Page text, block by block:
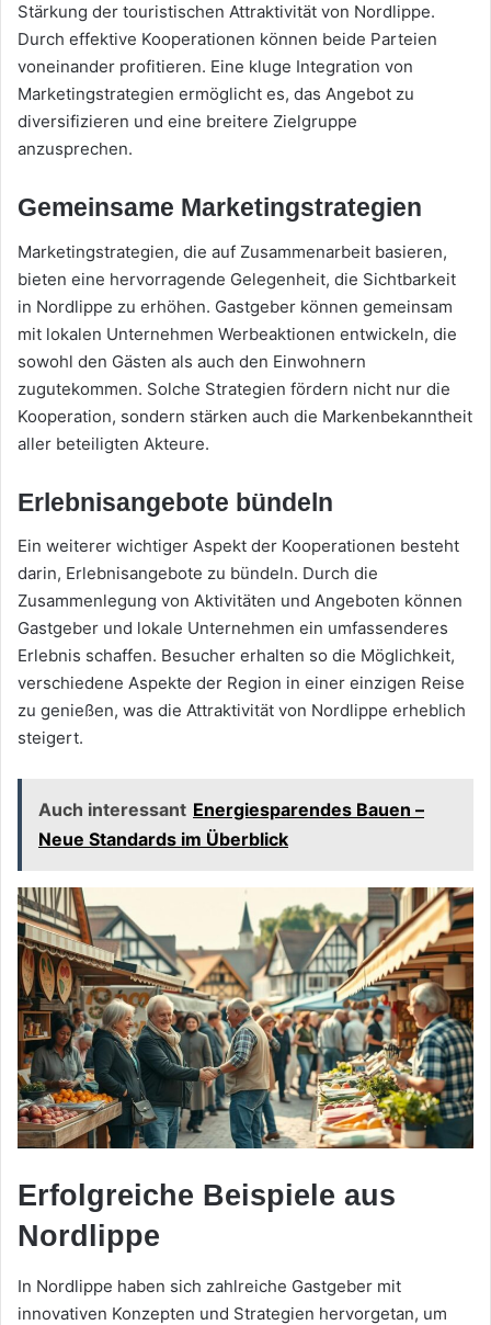
Stärkung der touristischen Attraktivität von Nordlippe.
Durch effektive Kooperationen können beide Parteien
voneinander profitieren. Eine kluge Integration von
Marketingstrategien ermöglicht es, das Angebot zu
diversifizieren und eine breitere Zielgruppe
anzusprechen.
Gemeinsame Marketingstrategien
Marketingstrategien, die auf Zusammenarbeit basieren,
bieten eine hervorragende Gelegenheit, die Sichtbarkeit
in Nordlippe zu erhöhen. Gastgeber können gemeinsam
mit lokalen Unternehmen Werbeaktionen entwickeln, die
sowohl den Gästen als auch den Einwohnern
zugutekommen. Solche Strategien fördern nicht nur die
Kooperation, sondern stärken auch die Markenbekanntheit
aller beteiligten Akteure.
Erlebnisangebote bündeln
Ein weiterer wichtiger Aspekt der Kooperationen besteht
darin, Erlebnisangebote zu bündeln. Durch die
Zusammenlegung von Aktivitäten und Angeboten können
Gastgeber und lokale Unternehmen ein umfassenderes
Erlebnis schaffen. Besucher erhalten so die Möglichkeit,
verschiedene Aspekte der Region in einer einzigen Reise
zu genießen, was die Attraktivität von Nordlippe erheblich
steigert.
Auch interessant Energiesparendes Bauen –
Neue Standards im Überblick
Erfolgreiche Beispiele aus
Nordlippe
In Nordlippe haben sich zahlreiche Gastgeber mit
innovativen Konzepten und Strategien hervorgetan, um